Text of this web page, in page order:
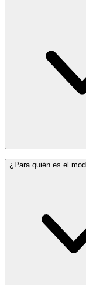
¿Para quién es el